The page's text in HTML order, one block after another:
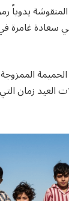
يدوياً
سعادة غامرة
الحميمة
العيد زمان